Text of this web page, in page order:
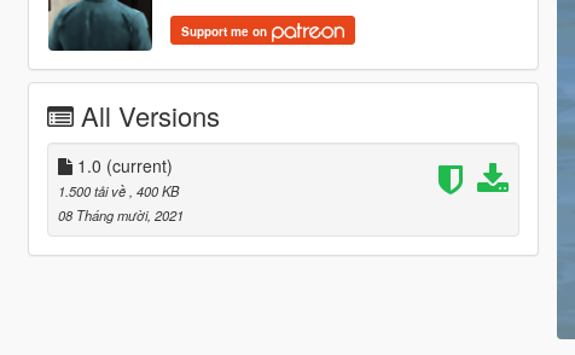
Support me on
All Versions
1.0 (current)
1.500 tải về , 400 KB
08 Tháng mười, 2021